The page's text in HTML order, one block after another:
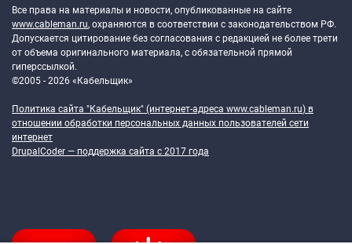
Все права на материалы и новости, опубликованные на сайте
www.cableman.ru, охраняются в соответствии с законодательством РФ.
Допускается цитирование без согласования с редакцией не более трети
от объема оригинального материала, с обязательной прямой
гиперссылкой.
©2005 - 2026 «Кабельщик»
Политика сайта "Кабельщик" (интернет-адреса www.cableman.ru) в
отношении обработки персональных данных пользователей сети
интернет
DrupalCoder — поддержка сайта c 2017 года